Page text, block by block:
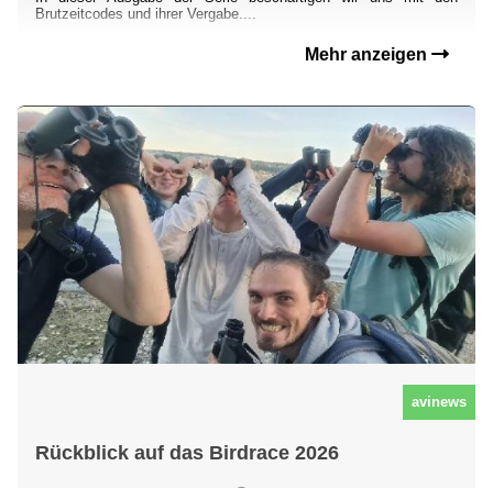
Brutzeitcodes und ihrer Vergabe....
Mehr anzeigen
avinews
Rückblick auf das Birdrace 2026